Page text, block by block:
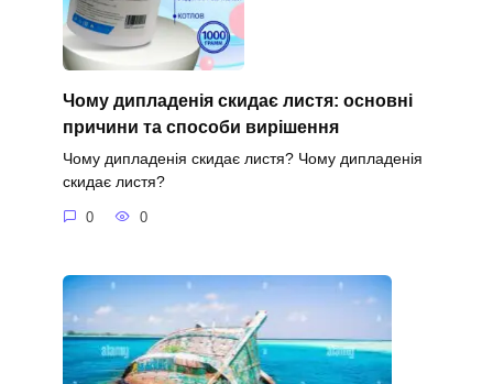
Чому дипладенія скидає листя: основні
причини та способи вирішення
Чому дипладенія скидає листя? Чому дипладенія
скидає листя?
0 0